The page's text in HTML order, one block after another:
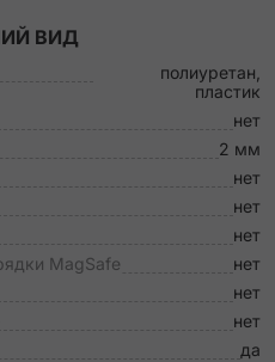
ВИД
полиуретан,
пластик
нет
2 мм
нет
нет
нет
MagSafe
нет
нет
нет
да